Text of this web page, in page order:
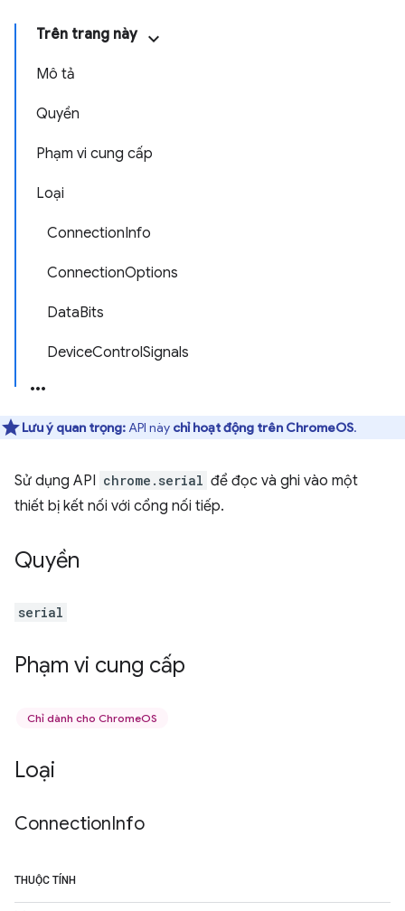
Trên trang này
Mô tả
Quyền
Phạm vi cung cấp
Loại
ConnectionInfo
ConnectionOptions
DataBits
DeviceControlSignals
Lưu ý quan trọng:API này chỉ hoạt động trên ChromeOS.
Sử dụng API chrome.serial để đọc và ghi vào một
thiết bị kết nối với cổng nối tiếp.
Quyền
serial
Phạm vi cung cấp
Chỉ dành cho ChromeOS
Loại
ConnectionInfo
THUỘC TÍNH